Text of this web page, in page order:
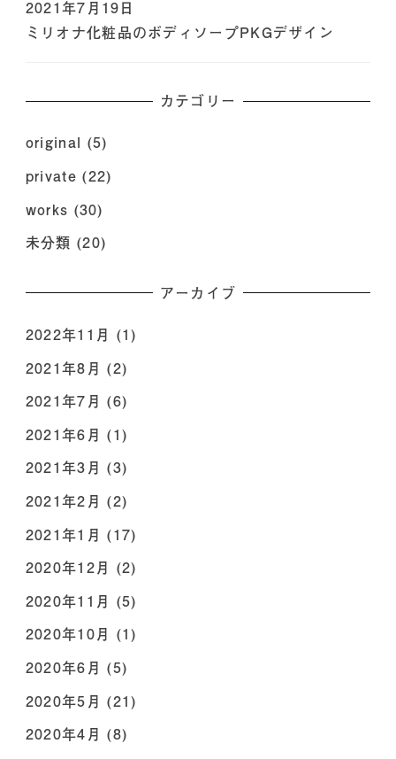
ミリオナ化粧品のボディソープPKGデザイン
2021年7月19日
カテゴリー
original (5)
private (22)
works (30)
未分類 (20)
アーカイブ
2022年11月 (1)
2021年8月 (2)
2021年7月 (6)
2021年6月 (1)
2021年3月 (3)
2021年2月 (2)
2021年1月 (17)
2020年12月 (2)
2020年11月 (5)
2020年10月 (1)
2020年6月 (5)
2020年5月 (21)
2020年4月 (8)